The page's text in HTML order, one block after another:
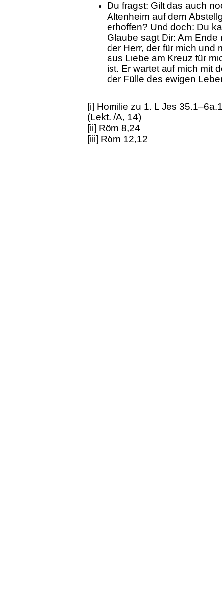
Du fragst: Gilt das auch
Altenheim auf dem
erhoffen? Und doch: Du
Glaube sagt Dir: Am
der Herr, der für mich und
aus Liebe am Kreuz für
ist. Er wartet auf mich mit
der Fülle des ewigen
[i] Homilie zu 1. L Jes
(Lekt. /A, 14)
[ii] Röm 8,24
[iii] Röm 12,12